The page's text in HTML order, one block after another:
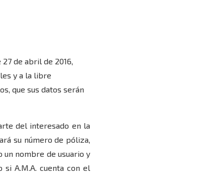
de abril de 2016,
y a la libre
que sus datos serán
del interesado en la
su número de póliza,
un nombre de usuario y
A.M.A. cuenta con el